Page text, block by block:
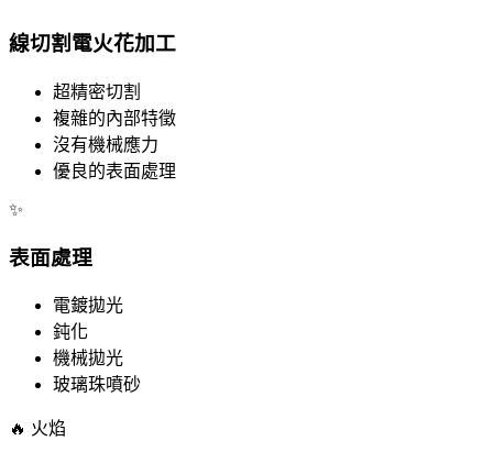
線切割電火花加工
超精密切割
複雜的內部特徵
沒有機械應力
優良的表面處理
✨
表面處理
電鍍拋光
鈍化
機械拋光
玻璃珠噴砂
🔥 火焰